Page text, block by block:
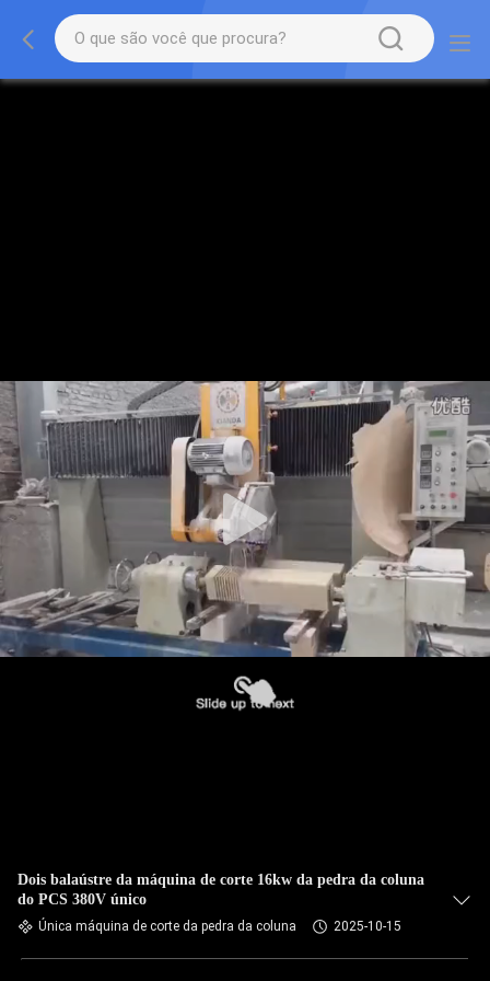
Dois balaústre da máquina de corte 16kw da pedra da coluna
do PCS 380V único
Única máquina de corte da pedra da coluna 2025-10-15